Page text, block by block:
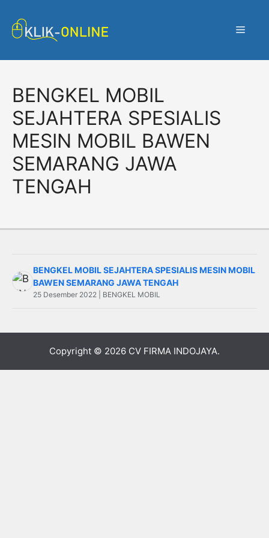
Menu
BENGKEL MOBIL
SEJAHTERA SPESIALIS
MESIN MOBIL BAWEN
SEMARANG JAWA
TENGAH
BENGKEL MOBIL SEJAHTERA SPESIALIS MESIN MOBIL
BAWEN SEMARANG JAWA TENGAH
25 Desember 2022 | BENGKEL MOBIL
Copyright © 2026 CV FIRMA INDOJAYA.